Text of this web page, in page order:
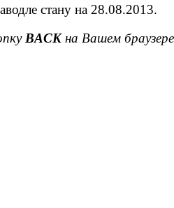
стану на 28.08.2013.
BACKна Вашем браузере